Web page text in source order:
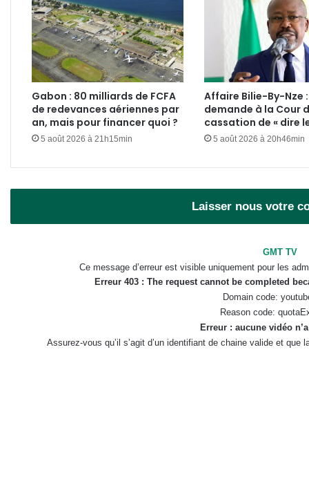
Gabon : 80 milliards de FCFA
de redevances aériennes par
an, mais pour financer quoi ?
5 août 2026 à 21h15min
Affaire Bilie-By-Nze :
demande à la Cour
cassation de « dire
5 août 2026 à 20h46min
Laisser nous votre
GMT TV
Ce message d’erreur est visible uniquement pour les
Erreur 403 : The request cannot be completed
Domain code:
Reason code:
Erreur : aucune vidéo
Assurez-vous qu’il s’agit d’un identifiant de chaine valide et